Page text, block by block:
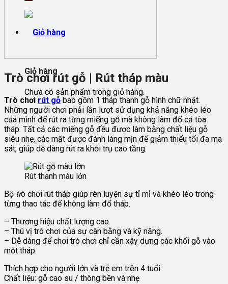
Giỏ hàng
Chưa có sản phẩm trong giỏ hàng.
Trò chơi rút gỗ | Rút tháp màu
Trò chơi rút gỗ bao gồm 1 tháp thanh gỗ hình chữ nhật.
Những người chơi phải lần lượt sử dụng khả năng khéo léo
của mình để rút ra từng miếng gỗ mà không làm đổ cả tòa
tháp. Tất cả các miếng gỗ đều được làm bằng chất liệu gỗ
siêu nhẹ, các mặt được đánh láng mịn để giảm thiểu tối đa ma
sát, giúp dễ dàng rút ra khỏi trụ cao tầng.
Rút thanh màu lớn
Bộ trò chơi rút tháp giúp rèn luyện sự tỉ mỉ và khéo léo trong
từng thao tác để không làm đổ tháp.
– Thương hiệu chất lượng cao.
– Thú vị trò chơi của sự cân bằng và kỹ năng.
– Dễ dàng để chơi trò chơi chỉ cần xây dựng các khối gỗ vào
một tháp.
Thích hợp cho người lớn và trẻ em trên 4 tuổi.
Chất liệu: gỗ cao su / thông bền và nhẹ